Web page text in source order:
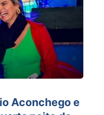
Aconchego e